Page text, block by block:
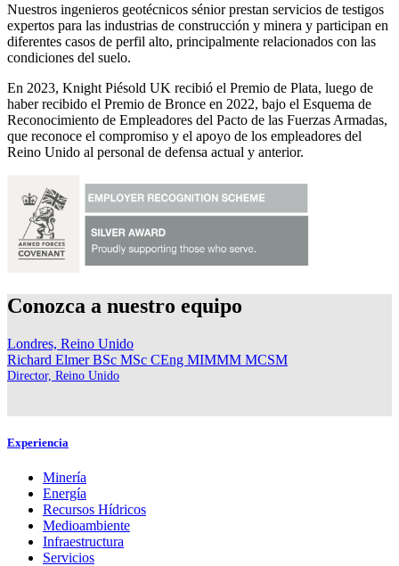
Nuestros ingenieros geotécnicos sénior prestan servicios de testigos
expertos para las industrias de construcción y minera y participan en
diferentes casos de perfil alto, principalmente relacionados con las
condiciones del suelo.
En 2023, Knight Piésold UK recibió el Premio de Plata, luego de
haber recibido el Premio de Bronce en 2022, bajo el Esquema de
Reconocimiento de Empleadores del Pacto de las Fuerzas Armadas,
que reconoce el compromiso y el apoyo de los empleadores del
Reino Unido al personal de defensa actual y anterior.
Conozca a nuestro equipo
Londres, Reino Unido
Richard ElmerBSc MSc CEng MIMMM MCSM
Director, Reino Unido
Experiencia
Minería
Energía
Recursos Hídricos
Medioambiente
Infraestructura
Servicios